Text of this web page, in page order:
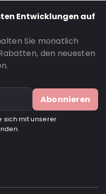
Entwicklungen auf
Sie monatlich
den neuesten
Abonnieren
sich mit unserer